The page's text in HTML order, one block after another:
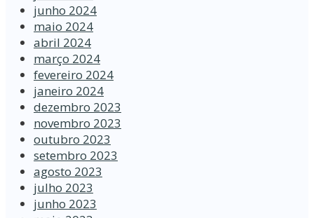
junho 2024
maio 2024
abril 2024
março 2024
fevereiro 2024
janeiro 2024
dezembro 2023
novembro 2023
outubro 2023
setembro 2023
agosto 2023
julho 2023
junho 2023